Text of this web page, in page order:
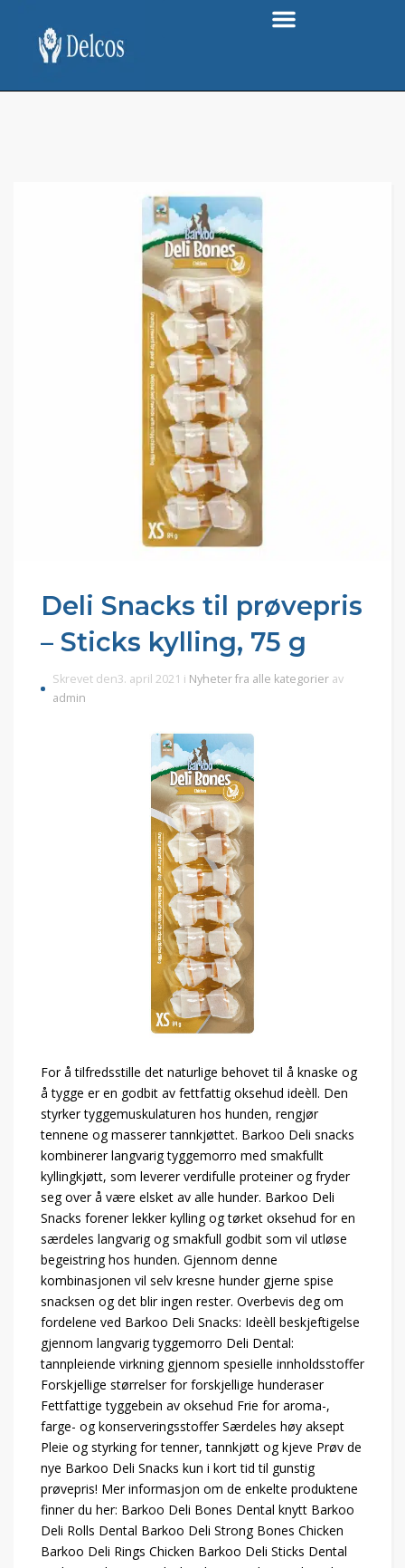
Deli Snacks til prøvepris
– Sticks kylling, 75 g
Skrevet den3. april 2021 i Nyheter fra alle kategorier av
admin
For å tilfredsstille det naturlige behovet til å knaske og
å tygge er en godbit av fettfattig oksehud ideèll. Den
styrker tyggemuskulaturen hos hunden, rengjør
tennene og masserer tannkjøttet. Barkoo Deli snacks
kombinerer langvarig tyggemorro med smakfullt
kyllingkjøtt, som leverer verdifulle proteiner og fryder
seg over å være elsket av alle hunder. Barkoo Deli
Snacks forener lekker kylling og tørket oksehud for en
særdeles langvarig og smakfull godbit som vil utløse
begeistring hos hunden. Gjennom denne
kombinasjonen vil selv kresne hunder gjerne spise
snacksen og det blir ingen rester. Overbevis deg om
fordelene ved Barkoo Deli Snacks: Ideèll beskjeftigelse
gjennom langvarig tyggemorro Deli Dental:
tannpleiende virkning gjennom spesielle innholdsstoffer
Forskjellige størrelser for forskjellige hunderaser
Fettfattige tyggebein av oksehud Frie for aroma-,
farge- og konserveringsstoffer Særdeles høy aksept
Pleie og styrking for tenner, tannkjøtt og kjeve Prøv de
nye Barkoo Deli Snacks kun i kort tid til gunstig
prøvepris! Mer informasjon om de enkelte produktene
finner du her: Barkoo Deli Bones Dental knytt Barkoo
Deli Rolls Dental Barkoo Deli Strong Bones Chicken
Barkoo Deli Rings Chicken Barkoo Deli Sticks Dental